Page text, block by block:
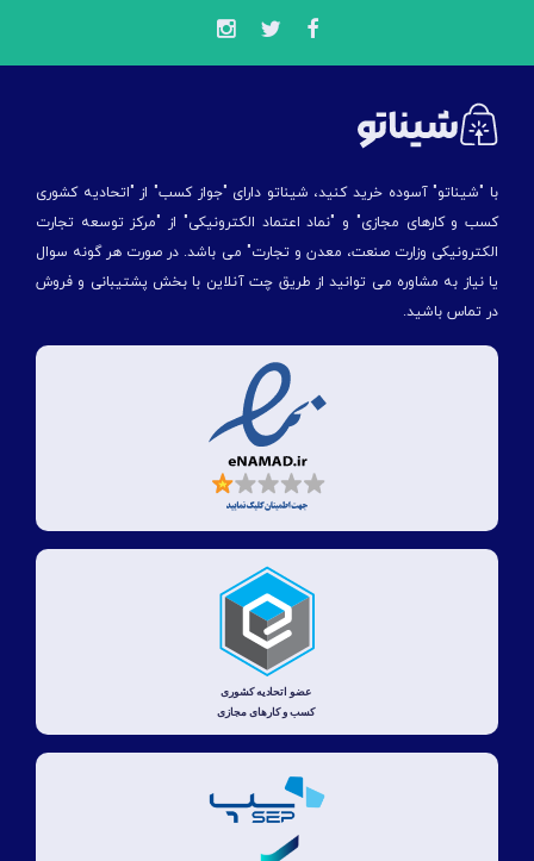
با "شیناتو" آسوده خرید کنید، شیناتو دارای "جواز کسب" از "اتحادیه کشوری
کسب و کارهای مجازی" و "نماد اعتماد الکترونیکی" از "مركز توسعه تجارت
الكترونیكی وزارت صنعت، معدن و تجارت" می باشد. در صورت هر گونه سوال
یا نیاز به مشاوره می توانید از طریق چت آنلاین با بخش پشتیبانی و فروش
در تماس باشید.